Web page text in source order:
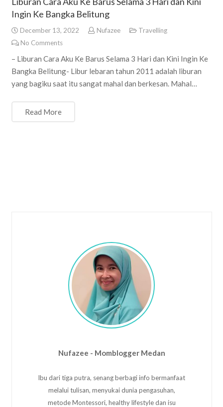
Ingin Ke Bangka Belitung
December 13, 2022 Nufazee
Travelling
No Comments
– Liburan Cara Aku Ke Barus Selama 3 Hari dan Kini Ingin Ke
Bangka Belitung- Libur lebaran tahun 2011 adalah liburan
yang bagiku saat itu sangat mahal dan berkesan. Mahal…
Read More
Nufazee - Momblogger Medan
Ibu dari tiga putra, senang berbagi info bermanfaat
melalui tulisan, menyukai dunia pengasuhan,
metode Montessori, healthy lifestyle dan isu